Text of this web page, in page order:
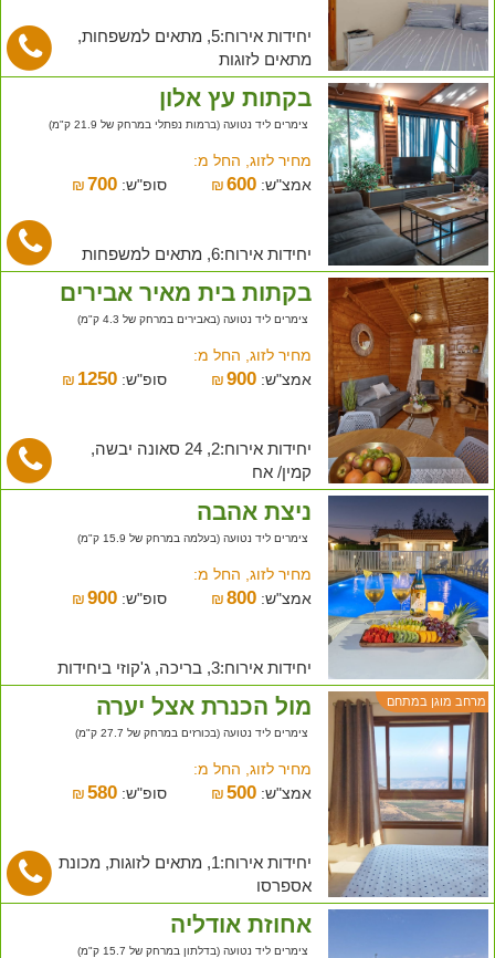
יחידות אירוח:5, מתאים למשפחות,
מתאים לזוגות
בקתות עץ אלון
צימרים ליד נטועה (ברמות נפתלי במרחק של 21.9 ק"מ)
מחיר לזוג, החל מ:
אמצ"ש:
₪600 סופ"ש: ₪ 700
יחידות אירוח:6, מתאים למשפחות
בקתות בית מאיר אבירים
צימרים ליד נטועה (באבירים במרחק של 4.3 ק"מ)
מחיר לזוג, החל מ:
אמצ"ש:
₪900 סופ"ש: ₪ 1250
יחידות אירוח:2, 24 סאונה יבשה,
קמין/ אח
ניצת אהבה
צימרים ליד נטועה (בעלמה במרחק של 15.9 ק"מ)
מחיר לזוג, החל מ:
אמצ"ש:
₪800 סופ"ש: ₪ 900
יחידות אירוח:3, בריכה, ג'קוזי ביחידות
מרחב מוגן במתחם מול הכנרת אצל יערה
צימרים ליד נטועה (בכורזים במרחק של 27.7 ק"מ)
מחיר לזוג, החל מ:
אמצ"ש:
₪500 סופ"ש: ₪ 580
יחידות אירוח:1, מתאים לזוגות, מכונת
אספרסו
אחוזת אודליה
צימרים ליד נטועה (בדלתון במרחק של 15.7 ק"מ)